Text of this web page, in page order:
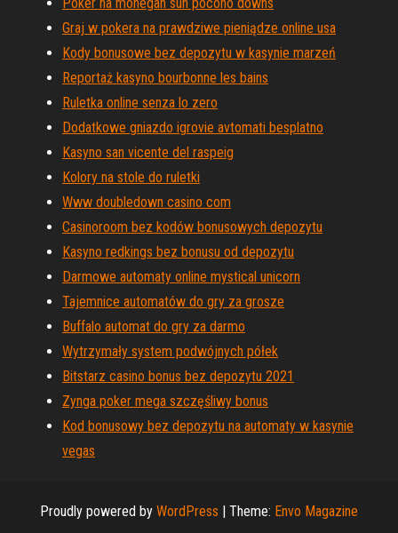
Graj w pokera na prawdziwe pieniądze online usa
Kody bonusowe bez depozytu w kasynie marzeń
Reportaż kasyno bourbonne les bains
Ruletka online senza lo zero
Dodatkowe gniazdo igrovie avtomati besplatno
Kasyno san vicente del raspeig
Kolory na stole do ruletki
Www doubledown casino com
Casinoroom bez kodów bonusowych depozytu
Kasyno redkings bez bonusu od depozytu
Darmowe automaty online mystical unicorn
Tajemnice automatów do gry za grosze
Buffalo automat do gry za darmo
Wytrzymały system podwójnych półek
Bitstarz casino bonus bez depozytu 2021
Zynga poker mega szczęśliwy bonus
Kod bonusowy bez depozytu na automaty w kasynie
vegas
Proudly powered by WordPress | Theme: Envo Magazine